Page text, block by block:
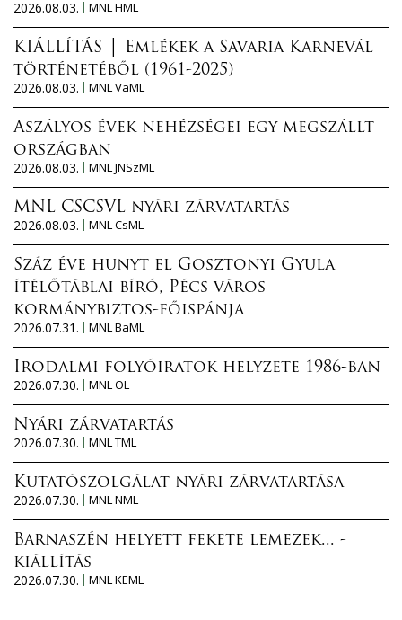
2026.08.03.
MNL HML
KIÁLLÍTÁS │ Emlékek a Savaria Karnevál
történetéből (1961-2025)
2026.08.03.
MNL VaML
Aszályos évek nehézségei egy megszállt
országban
2026.08.03.
MNL JNSzML
MNL CSCSVL nyári zárvatartás
2026.08.03.
MNL CsML
Száz éve hunyt el Gosztonyi Gyula
ítélőtáblai bíró, Pécs város
kormánybiztos-főispánja
2026.07.31.
MNL BaML
Irodalmi folyóiratok helyzete 1986-ban
2026.07.30.
MNL OL
Nyári zárvatartás
2026.07.30.
MNL TML
Kutatószolgálat nyári zárvatartása
2026.07.30.
MNL NML
Barnaszén helyett fekete lemezek... -
kiállítás
2026.07.30.
MNL KEML